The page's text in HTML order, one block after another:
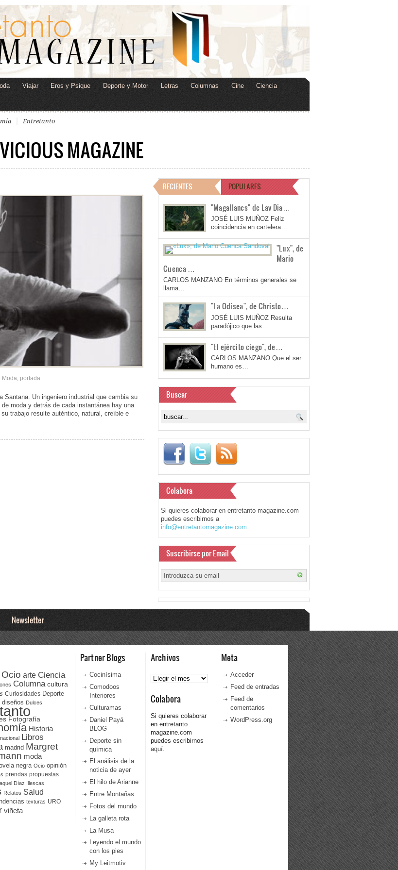
Viajar Eros y Psique Deporte y Motor Letras Columnas Cine Ciencia
Entretanto
VICIOUS MAGAZINE
Moda portada
Santana. Un ingeniero industrial que cambia su
moda y detrás de cada instantánea hay una
trabajo resulte auténtico, natural, creíble e
RECIENTES POPULARES
"Magallanes" de Lav Dia…
JOSÉ LUIS MUÑOZ Feliz
coincidencia en cartelera…
"Lux", de
Mario
Cuenca …
CARLOS MANZANO En términos generales se
llama…
"La Odisea", de Christo…
JOSÉ LUIS MUÑOZ Resulta
paradójico que las…
"El ejército ciego", de…
CARLOS MANZANO Que el ser
humano es…
Buscar
Colabora
Si quieres colaborar en entretanto magazine.com
puedes escribirnos a
info@entretantomagazine.com
Suscribirse por Email
Newsletter
arte Ciencia
Columna cultura
Curiosidades Deporte
diseños Dulces
Fotografía
Historia
Libros
madrid Margret
moda
negra Ocio opinión
prendas propuestas
Díaz Illescas
Relatos Salud
texturas URO
viñeta
Partner Blogs
Cocinísima
Comodoos
Interiores
Culturamas
Daniel Payá
BLOG
Deporte sin
química
El análisis de la
noticia de ayer
El hilo de Arianne
Entre Montañas
Fotos del mundo
La galleta rota
La Musa
Leyendo el mundo
con los pies
My Leitmotiv
Archivos
Archivos
Colabora
Si quieres colaborar
en entretanto
magazine.com
puedes escribirnos
aquí.
Meta
Acceder
Feed de entradas
Feed de
comentarios
WordPress.org